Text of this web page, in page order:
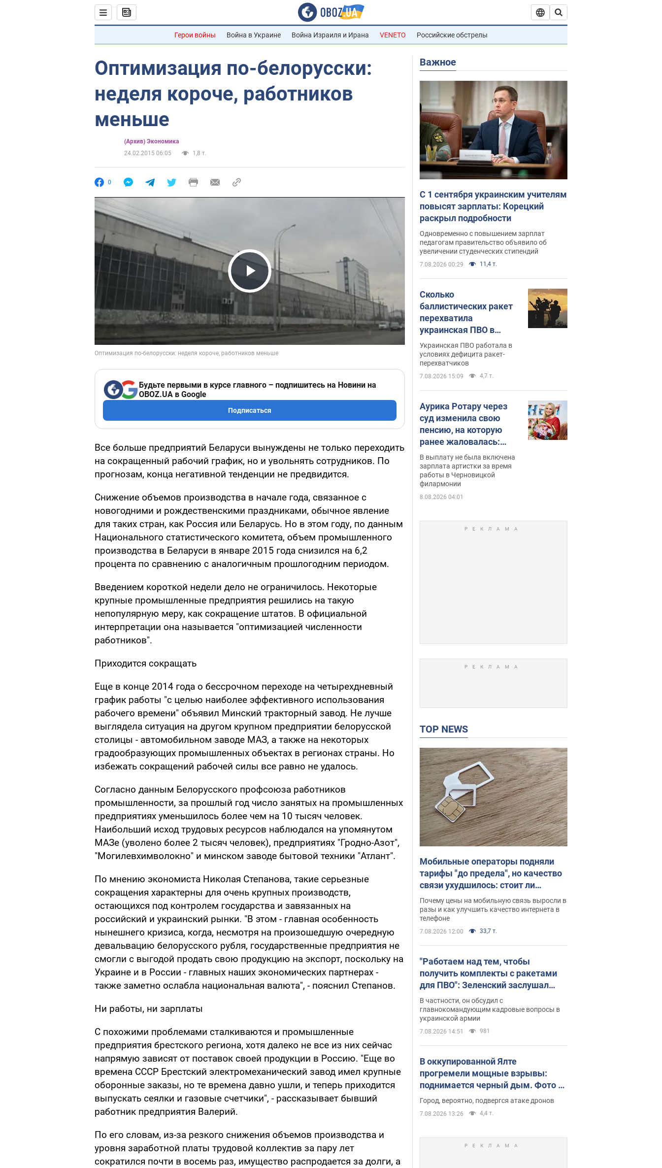
Герои войны Война в Украине Война Израиля и Ирана VENETO Российские обстрелы
Оптимизация по-белорусски:
неделя короче, работников
меньше
(Архив) Экономика
24.02.2015 06:05
1,8 т.
0
Play Video
Будьте первыми в курсе главного – подпишитесь на Новини на
OBOZ.UA в Google
Подписаться
Все больше предприятий Беларуси вынуждены не только переходить
на сокращенный рабочий график, но и увольнять сотрудников. По
прогнозам, конца негативной тенденции не предвидится.
Снижение объемов производства в начале года, связанное с
новогодними и рождественскими праздниками, обычное явление
для таких стран, как Россия или Беларусь. Но в этом году, по данным
Национального статистического комитета, объем промышленного
производства в Беларуси в январе 2015 года снизился на 6,2
процента по сравнению с аналогичным прошлогодним периодом.
Введением короткой недели дело не ограничилось. Некоторые
крупные промышленные предприятия решились на такую
непопулярную меру, как сокращение штатов. В официальной
интерпретации она называется "оптимизацией численности
работников".
Приходится сокращать
Еще в конце 2014 года о бессрочном переходе на четырехдневный
график работы "с целью наиболее эффективного использования
рабочего времени" объявил Минский тракторный завод. Не лучше
выглядела ситуация на другом крупном предприятии белорусской
столицы - автомобильном заводе МАЗ, а также на некоторых
градообразующих промышленных объектах в регионах страны. Но
избежать сокращений рабочей силы все равно не удалось.
Согласно данным Белорусского профсоюза работников
промышленности, за прошлый год число занятых на промышленных
предприятиях уменьшилось более чем на 10 тысяч человек.
Наибольший исход трудовых ресурсов наблюдался на упомянутом
МАЗе (уволено более 2 тысяч человек), предприятиях "Гродно-Азот",
"Могилевхимволокно" и минском заводе бытовой техники "Атлант".
По мнению экономиста Николая Степанова, такие серьезные
сокращения характерны для очень крупных производств,
остающихся под контролем государства и завязанных на
российский и украинский рынки. "В этом - главная особенность
нынешнего кризиса, когда, несмотря на произошедшую очередную
девальвацию белорусского рубля, государственные предприятия не
смогли с выгодой продать свою продукцию на экспорт, поскольку на
Украине и в России - главных наших экономических партнерах -
также заметно ослабла национальная валюта", - пояснил Степанов.
Ни работы, ни зарплаты
С похожими проблемами сталкиваются и промышленные
предприятия брестского региона, хотя далеко не все из них сейчас
напрямую зависят от поставок своей продукции в Россию. "Еще во
времена СССР Брестский электромеханический завод имел крупные
оборонные заказы, но те времена давно ушли, и теперь приходится
выпускать сеялки и газовые счетчики", - рассказывает бывший
работник предприятия Валерий.
По его словам, из-за резкого снижения объемов производства и
уровня заработной платы трудовой коллектив за пару лет
сократился почти в восемь раз, имущество распродается за долги, а
Важное
С 1 сентября украинским учителям
повысят зарплаты: Корецкий
раскрыл подробности
Одновременно с повышением зарплат
педагогам правительство объявило об
увеличении студенческих стипендий
7.08.2026 00:29 11,4 т.
Сколько
баллистических ракет
перехватила
украинская ПВО в
июле: в Минобороны
назвали цифру
Украинская ПВО работала в
условиях дефицита ракет-
перехватчиков
7.08.2026 15:09 4,7 т.
Аурика Ротару через
суд изменила свою
пенсию, на которую
ранее жаловалась:
сколько получала
певица
В выплату не была включена
зарплата артистки за время
работы в Черновицкой
филармонии
8.08.2026 04:01
TOP NEWS
Мобильные операторы подняли
тарифы "до предела", но качество
связи ухудшилось: стоит ли
жаловаться на цены
Почему цены на мобильную связь выросли в
разы и как улучшить качество интернета в
телефоне
7.08.2026 12:00 33,7 т.
"Работаем над тем, чтобы
получить комплекты с ракетами
для ПВО": Зеленский заслушал
доклад Драпатого и объявил о
новых мерах
В частности, он обсудил с
главнокомандующим кадровые вопросы в
украинской армии
7.08.2026 14:51 981
В оккупированной Ялте
прогремели мощные взрывы:
поднимается черный дым. Фото и
видео
Город, вероятно, подвергся атаке дронов
7.08.2026 13:26 4,4 т.